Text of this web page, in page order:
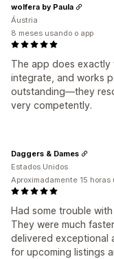
The app does exactly
integrate, and works
outstanding—they
very competently.
wolfera by Paula
Áustria
8 meses usando o app
Had some trouble
They were much
delivered exceptional
for upcoming listings
Daggers & Dames
Estados Unidos
Aproximadamente 15 horas